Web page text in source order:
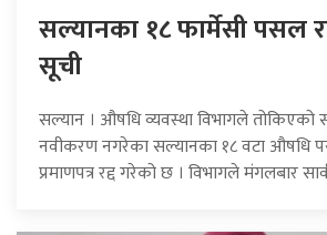
सल्यानका १८ फार्मेसी पसल
सूची
सल्यान । औषधि व्यवस्था विभागले तोकिएको
नवीकरण नगरेका सल्यानका १८ वटा औषधि
प्रमाणपत्र रद्द गरेको छ । विभागले मंगलबार